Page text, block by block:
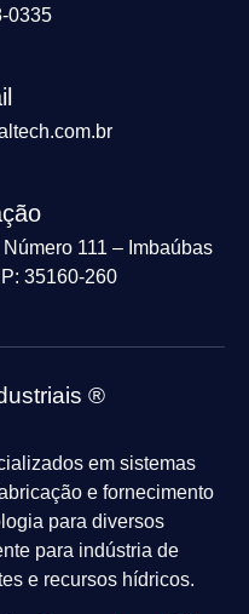
0335
111 – Imbaúbas
35160-260
®
em sistemas
e fornecimento
para diversos
para indústria de
e recursos hídricos.